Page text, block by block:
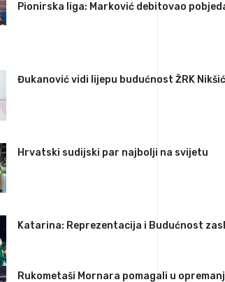
Pionirska liga: Marković debitovao
Đukanović vidi lijepu budućnost ŽRK
Hrvatski sudijski par najbolji na svijetu
Katarina: Reprezentacija i Budućnost
Rukometaši Mornara pomagali u